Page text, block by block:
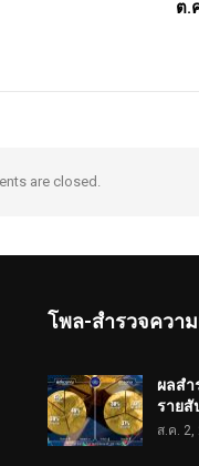
ต.
are closed.
โพล-สำรวจควา
ผลสำ
รายสั
ส.ค. 2,